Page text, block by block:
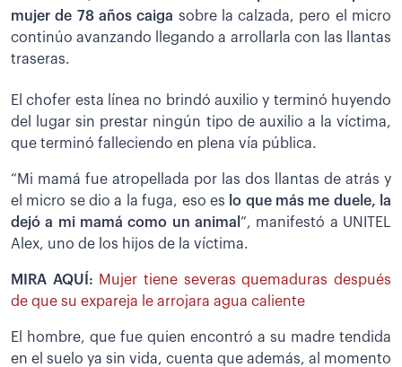
mujer de 78 años caiga sobre la calzada, pero el micro
continúo avanzando llegando a arrollarla con las llantas
traseras.
El chofer esta línea no brindó auxilio y terminó huyendo
del lugar sin prestar ningún tipo de auxilio a la víctima,
que terminó falleciendo en plena vía pública.
“Mi mamá fue atropellada por las dos llantas de atrás y
el micro se dio a la fuga, eso es lo que más me duele, la
dejó a mi mamá como un animal ”, manifestó a UNITEL
Alex, uno de los hijos de la víctima.
MIRA AQUÍ: Mujer tiene severas quemaduras después
de que su expareja le arrojara agua caliente
El hombre, que fue quien encontró a su madre tendida
en el suelo ya sin vida, cuenta que además, al momento